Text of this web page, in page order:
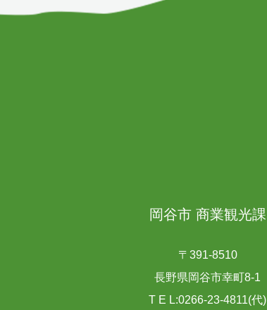
岡谷市 商業観光課
〒391-8510
長野県岡谷市幸町8-1
T E L:0266-23-4811(代)